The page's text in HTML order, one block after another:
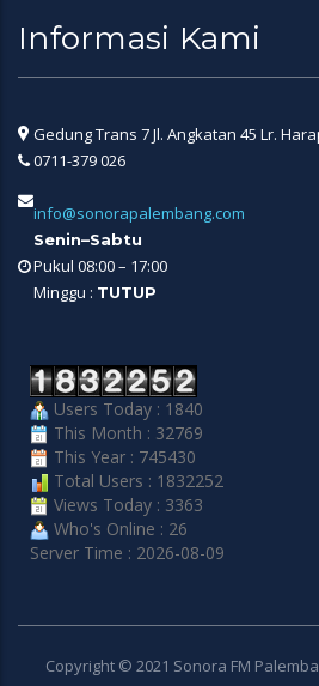
Informasi Kami
Gedung Trans 7 Jl. Angkatan 45 Lr.
0711-379 026
info@sonorapalembang.com
Senin–Sabtu
Pukul 08:00 – 17:00
Minggu : TUTUP
Users Today : 1840
This Month : 32769
This Year : 745430
Total Users : 1832252
Views Today : 3363
Who's Online : 26
Server Time : 2026-08-09
Copyright © 2021 Sonora FM